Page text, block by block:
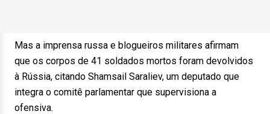
Mas a imprensa russa e blogueiros militares afirmam
que os corpos de 41 soldados mortos foram devolvidos
à Rússia, citando Shamsail Saraliev, um deputado que
integra o comitê parlamentar que supervisiona a
ofensiva.